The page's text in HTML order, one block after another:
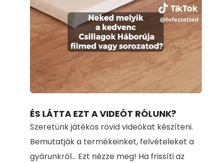
Unmute
100.00%
ÉS LÁTTA EZT A VIDEÓT RÓLUNK?
Szeretünk játékos rövid videókat készíteni.
Bemutatják a termékeinket, felvételeket a
gyárunkról... Ezt nézze meg! Ha frissíti az